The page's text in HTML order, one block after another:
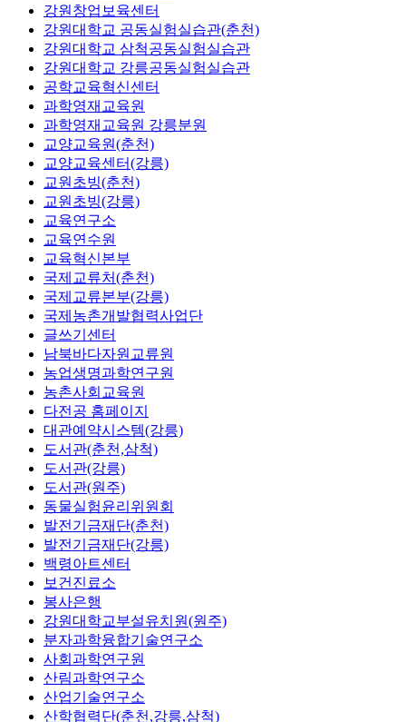
강원창업보육센터
강원대학교 공동실험실습관(춘천)
강원대학교 삼척공동실험실습관
강원대학교 강릉공동실험실습관
공학교육혁신센터
과학영재교육원
과학영재교육원 강릉분원
교양교육원(춘천)
교양교육센터(강릉)
교원초빙(춘천)
교원초빙(강릉)
교육연구소
교육연수원
교육혁신본부
국제교류처(춘천)
국제교류본부(강릉)
국제농촌개발협력사업단
글쓰기센터
남북바다자원교류원
농업생명과학연구원
농촌사회교육원
다전공 홈페이지
대관예약시스템(강릉)
도서관(춘천,삼척)
도서관(강릉)
도서관(원주)
동물실험윤리위원회
발전기금재단(춘천)
발전기금재단(강릉)
백령아트센터
보건진료소
봉사은행
강원대학교부설유치원(원주)
분자과학융합기술연구소
사회과학연구원
산림과학연구소
산업기술연구소
산학협력단(춘천,강릉,삼척)